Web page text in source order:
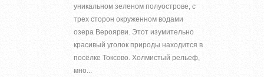
уникальном зеленом полуострове, с
трех сторон окруженном водами
озера Вероярви. Этот изумительно
красивый уголок природы находится в
посёлке Токсово. Холмистый рельеф,
мно...